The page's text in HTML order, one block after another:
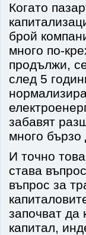
Когато
брой
много по-
продължи,
след 5
забавят
много бързо
И точно
става
въпрос за
започват да
капитал,